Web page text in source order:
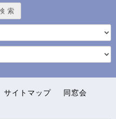
サイトマップ
同窓会